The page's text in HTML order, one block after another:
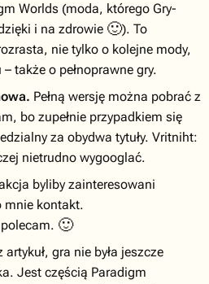
Worlds (moda, którego Gry-
i na zdrowie 🙂). To
nie tylko o kolejne mody,
także o pełnoprawne gry.
Pełną wersję można pobrać z
bo zupełnie przypadkiem się
za obydwa tytuły. Vritniht:
nietrudno wygooglać.
byliby zainteresowani
mnie kontakt.
🙂
artykuł, gra nie była jeszcze
Jest częścią Paradigm